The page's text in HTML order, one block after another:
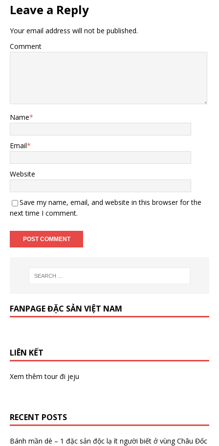
Leave a Reply
Your email address will not be published.
Comment
Name*
Email*
Website
Save my name, email, and website in this browser for the
next time I comment.
FANPAGE ĐẶC SẢN VIỆT NAM
LIÊN KẾT
Xem thêmtour đi jeju
RECENT POSTS
Bánh mần dè – 1 đặc sản độc lạ ít người biết ở vùng Châu Đốc